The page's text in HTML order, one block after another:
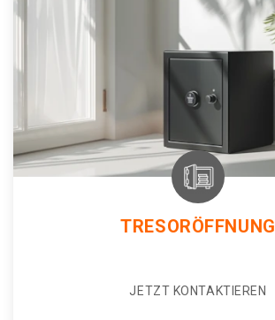
TRESORÖFFNUNG
JETZT KONTAKTIEREN